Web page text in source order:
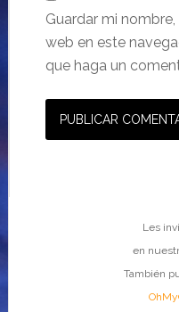
Guardar mi
web en este
que haga un
Les
en
También